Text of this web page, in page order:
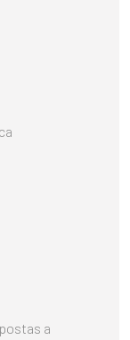
a